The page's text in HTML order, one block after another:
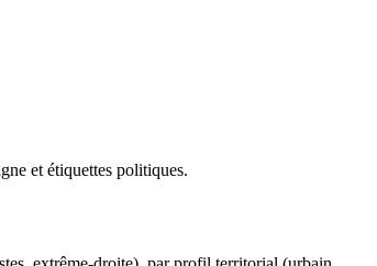
et étiquettes politiques.